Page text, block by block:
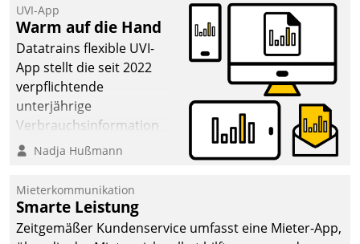
UVI-App
Warm auf die Hand
Datatrains flexible UVI-
App stellt die seit 2022
verpflichtende
unterjährige
Verbrauchsinformation
schnell, zuverlässig und
Die monatlichen
Mitteilungen zum
Heizungs- und
Nadja Hußmann
Mieterkommunikation
Smarte Leistung
Zeitgemäßer Kundenservice umfasst eine Mieter-App,